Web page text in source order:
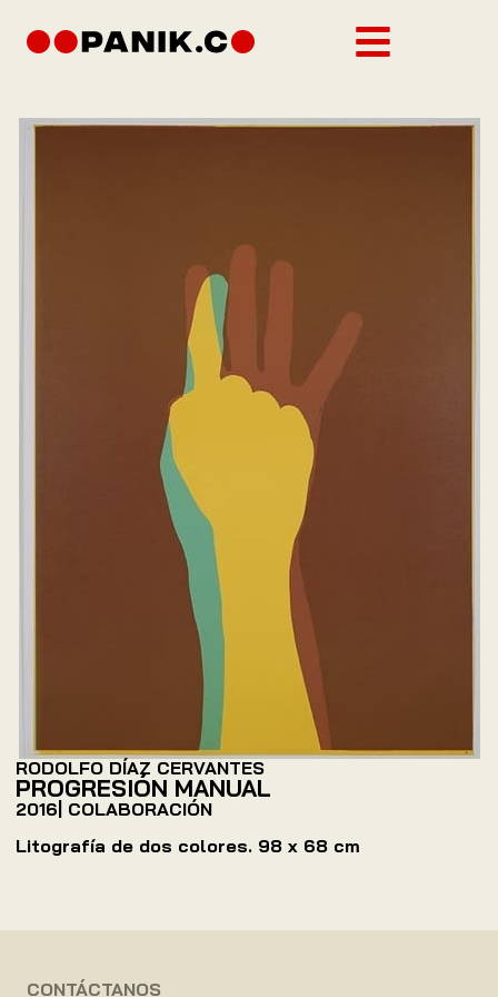
RODOLFO DÍAZ CERVANTES
PROGRESIÓN MANUAL
2016 | COLABORACIÓN
Litografía de dos colores. 98 x 68 cm
CONTÁCTANOS